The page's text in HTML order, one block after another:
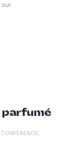
sur
CONFÉRENCE